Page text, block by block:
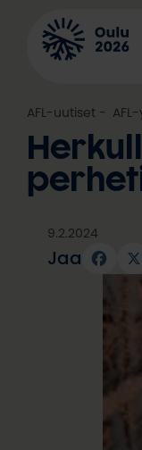
sisältöön
AFL-uutiset
9.2.2024
Jaa X